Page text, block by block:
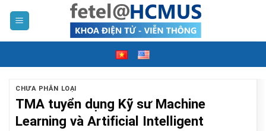
CHƯA PHÂN LOẠI
TMA tuyển dụng Kỹ sư Machine
Learning và Artificial Intelligent